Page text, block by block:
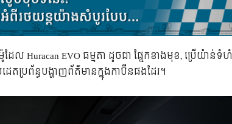
ែល Huracan EVO ធម្មតា ដូចជា ផ្នែកខាងមុខ, ប្រើយ៉ាន់ទំហំ
តប្រព័ន្ធបង្ហាញព័ត៌មានក្នុងកាប៊ីនផងដែរ។